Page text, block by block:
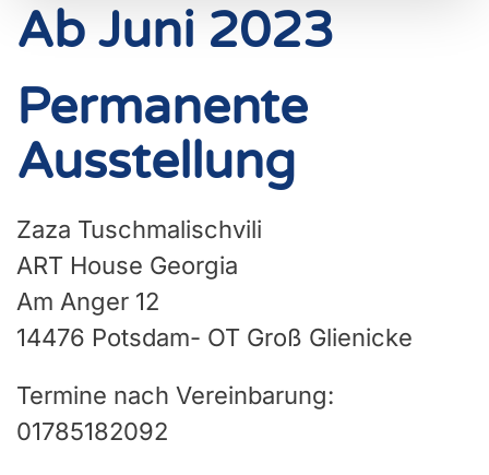
Ab Juni 2023
Permanente
Ausstellung
Zaza Tuschmalischvili
ART House Georgia
Am Anger 12
14476 Potsdam- OT Groß Glienicke
Termine nach Vereinbarung:
01785182092